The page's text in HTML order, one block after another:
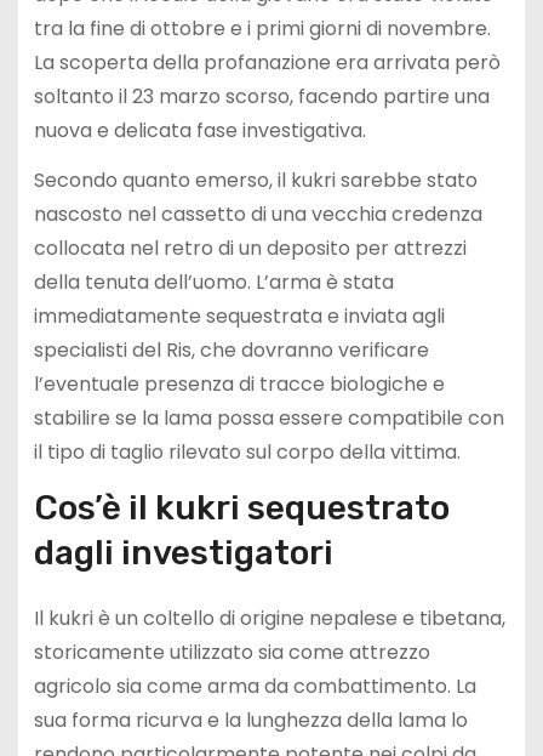
tra la fine di ottobre e i primi giorni di novembre.
La scoperta della profanazione era arrivata però
soltanto il 23 marzo scorso, facendo partire una
nuova e delicata fase investigativa.
Secondo quanto emerso, il kukri sarebbe stato
nascosto nel cassetto di una vecchia credenza
collocata nel retro di un deposito per attrezzi
della tenuta dell’uomo. L’arma è stata
immediatamente sequestrata e inviata agli
specialisti del Ris, che dovranno verificare
l’eventuale presenza di tracce biologiche e
stabilire se la lama possa essere compatibile con
il tipo di taglio rilevato sul corpo della vittima.
Cos’è il kukri sequestrato
dagli investigatori
Il kukri è un coltello di origine nepalese e tibetana,
storicamente utilizzato sia come attrezzo
agricolo sia come arma da combattimento. La
sua forma ricurva e la lunghezza della lama lo